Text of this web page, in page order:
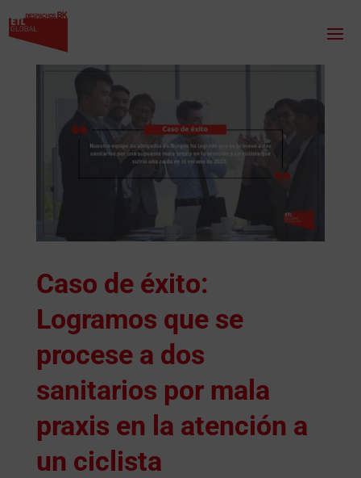
Caso de éxito:
Logramos que se
procese a dos
sanitarios por mala
praxis en la atención a
un ciclista